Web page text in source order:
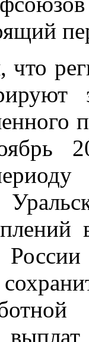
что